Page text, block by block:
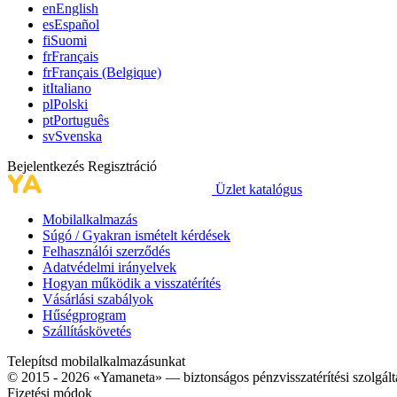
enEnglish
esEspañol
fiSuomi
frFrançais
frFrançais (Belgique)
itItaliano
plPolski
ptPortuguês
svSvenska
Bejelentkezés Regisztráció
Üzlet katalógus
Mobilalkalmazás
Súgó / Gyakran ismételt kérdések
Felhasználói szerződés
Adatvédelmi irányelvek
Hogyan működik a visszatérítés
Vásárlási szabályok
Hűségprogram
Szállításkövetés
Telepítsd mobilalkalmazásunkat
© 2015 - 2026 «Yamaneta» — biztonságos pénzvisszatérítési
Fizetési módok